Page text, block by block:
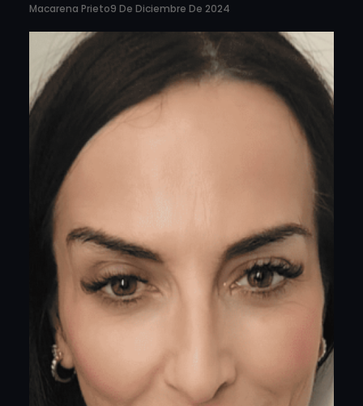
Macarena Prieto9 De Diciembre De 2024